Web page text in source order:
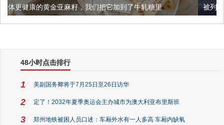
，我们把它加到了牛轧糖里 被列入佛家七宝的它到底有
48小时点击排行
1 美副国务卿将于7月25日至26日访华
2 定了！2032年夏季奥运会主办城市为澳大利亚布里斯班
3 郑州地铁被困人员口述：车厢外水有一人多高 车厢内缺氧